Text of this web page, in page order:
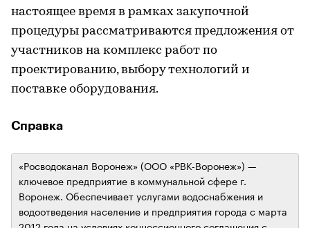
настоящее время в рамках закупочной
процедуры рассматриваются предложения от
участников на комплекс работ по
проектированию, выбору технологий и
поставке оборудования.
Справка
«Росводоканал Воронеж» (ООО «РВК-Воронеж») —
ключевое предприятие в коммунальной сфере г.
Воронеж. Обеспечивает услугами водоснабжения и
водоотведения население и предприятия города с марта